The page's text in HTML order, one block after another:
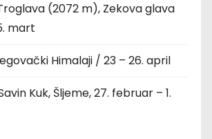
(2072 m), Zekova glava
mart
Himalaji / 23 – 26. april
Kuk, Šljeme, 27. februar – 1.